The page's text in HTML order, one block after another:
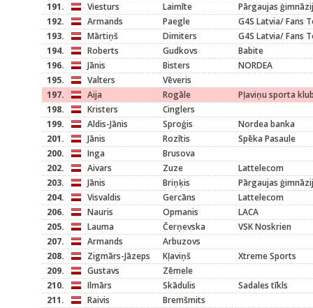
191.
Viesturs Laimīte
Pārgaujas
192.
Armands Paegle
G4S Latvia/ Fans
193.
Mārtiņš Dimiters
G4S Latvia/ Fans
194.
Roberts Gudkovs
Babite
196.
Jānis Bisters
NORDEA
195.
Valters
Vēveris
197.
Aija Rogāle
Pļaviņu sporta
198.
Kristers
Cinglers
199.
Aldis-Jānis Sproģis
Nordea banka
201.
Jānis Rozītis
Spēka Pasaule
200.
Inga
Brusova
202.
Aivars Zuze
Lattelecom
203.
Jānis Briņķis
Pārgaujas
204.
Visvaldis Gercāns
Lattelecom
206.
Nauris Opmanis
LACA
205.
Lauma Čerņevska
VSK Noskrien
207.
Armands
Arbuzovs
208.
Zigmārs-Jāzeps Kļaviņš
Xtreme Sports
209.
Gustavs
Zēmele
210.
Ilmārs Skādulis
Sadales tīkls
211.
Raivis
Bremšmits